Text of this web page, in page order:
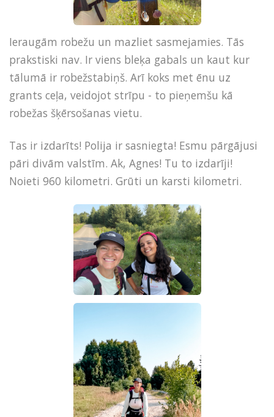
Ieraugām robežu un mazliet sasmejamies. Tās
prakstiski nav. Ir viens bleķa gabals un kaut kur
tālumā ir robežstabiņš. Arī koks met ēnu uz
grants ceļa, veidojot strīpu - to pieņemšu kā
robežas šķērsošanas vietu.
Tas ir izdarīts! Polija ir sasniegta! Esmu pārgājusi
pāri divām valstīm. Ak, Agnes! Tu to izdarīji!
Noieti 960 kilometri. Grūti un karsti kilometri.